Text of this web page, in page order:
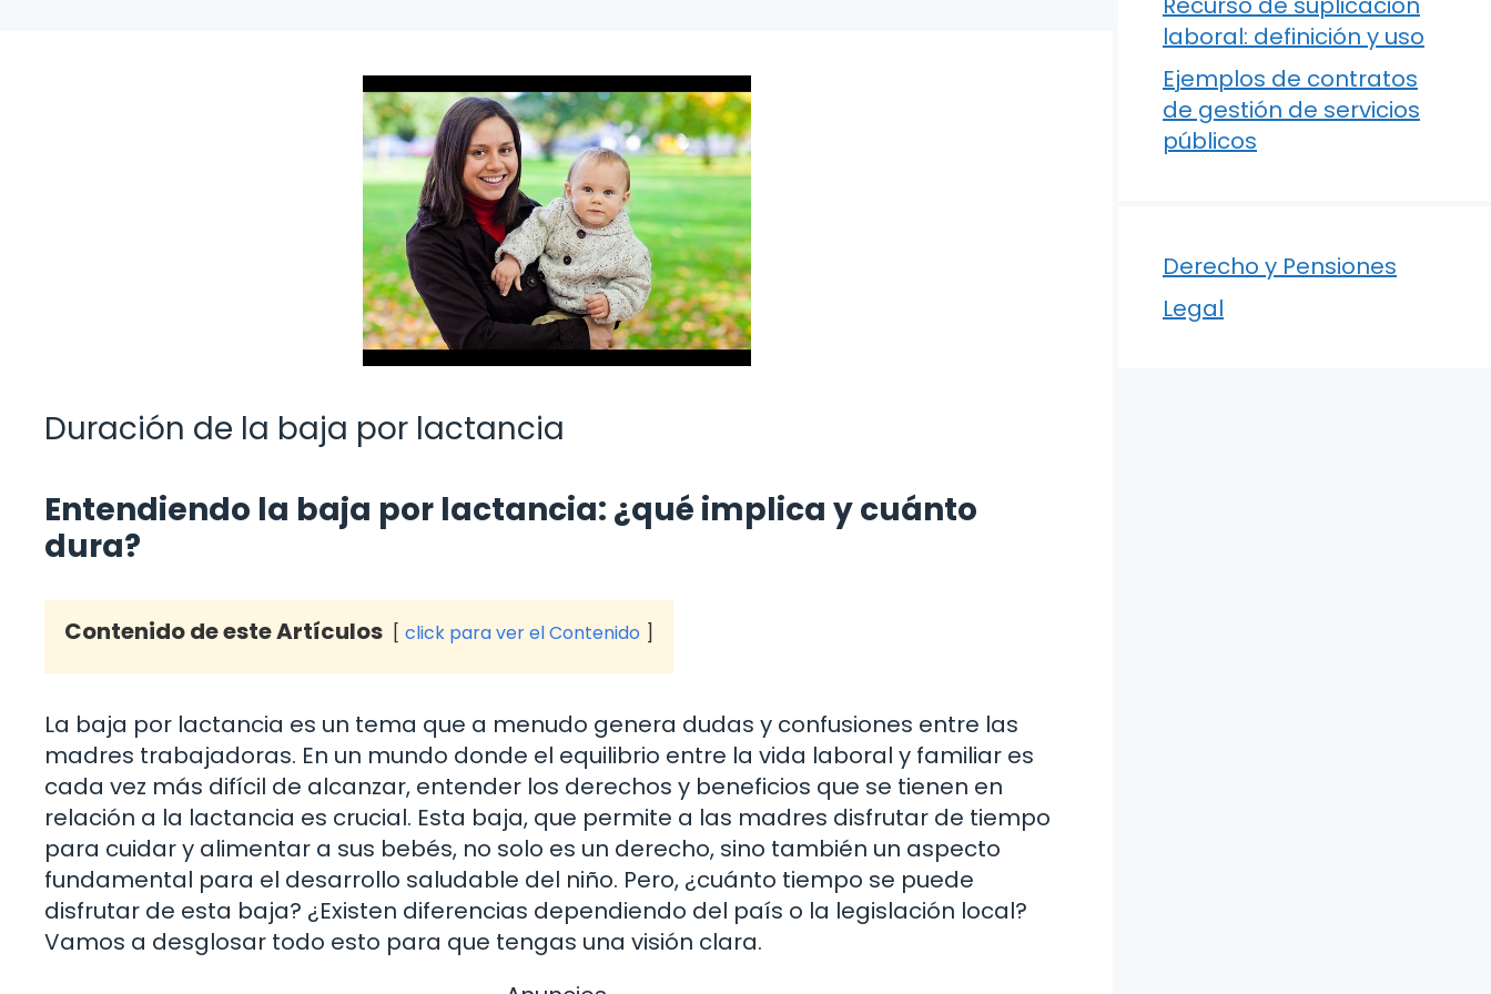
Duración de la baja por lactancia
Entendiendo la baja por lactancia: ¿qué implica y cuánto
dura?
Contenido de este Artículos click para ver el Contenido
La baja por lactancia es un tema que a menudo genera dudas y confusiones entre las
madres trabajadoras. En un mundo donde el equilibrio entre la vida laboral y familiar es
cada vez más difícil de alcanzar, entender los derechos y beneficios que se tienen en
relación a la lactancia es crucial. Esta baja, que permite a las madres disfrutar de tiempo
para cuidar y alimentar a sus bebés, no solo es un derecho, sino también un aspecto
fundamental para el desarrollo saludable del niño. Pero, ¿cuánto tiempo se puede
disfrutar de esta baja? ¿Existen diferencias dependiendo del país o la legislación local?
Vamos a desglosar todo esto para que tengas una visión clara.
laboral: definición y uso
Ejemplos de contratos
de gestión de servicios
públicos
Derecho y Pensiones
Legal